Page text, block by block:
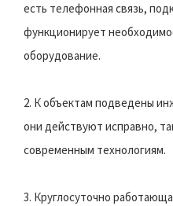
есть телефонная связь,
функционирует
оборудование.
2. К объектам подведены
они действуют исправно,
современным технологиям.
3. Круглосуточно